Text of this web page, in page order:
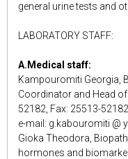
general urine tests and
LABORATORY STAFF:
A.Medical staff:
Kampouromiti Georgia,
Coordinator and Head
52182, Fax: 25513-52182,
e-mail: g.kabouromiti @
Gioka Theodora,
hormones and